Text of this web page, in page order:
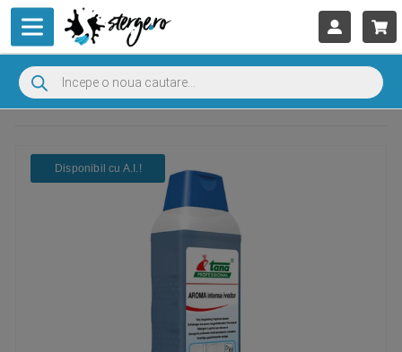
Disponibil cu A.I.​!